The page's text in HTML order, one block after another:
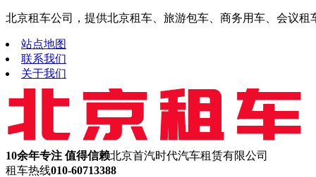
北京租车公司，提供北京租车、旅游包车、商务用车、会议
站点地图
联系我们
关于我们
10余年专注 值得信赖北京首汽时代汽车租赁有限公司
租车热线010-60713388